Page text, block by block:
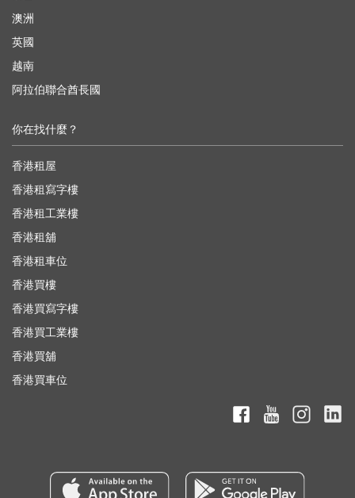
澳洲
英國
越南
阿拉伯聯合酋長國
你在找什麼？
香港租屋
香港租寫字樓
香港租工業樓
香港租舖
香港租車位
香港買樓
香港買寫字樓
香港買工業樓
香港買舖
香港買車位